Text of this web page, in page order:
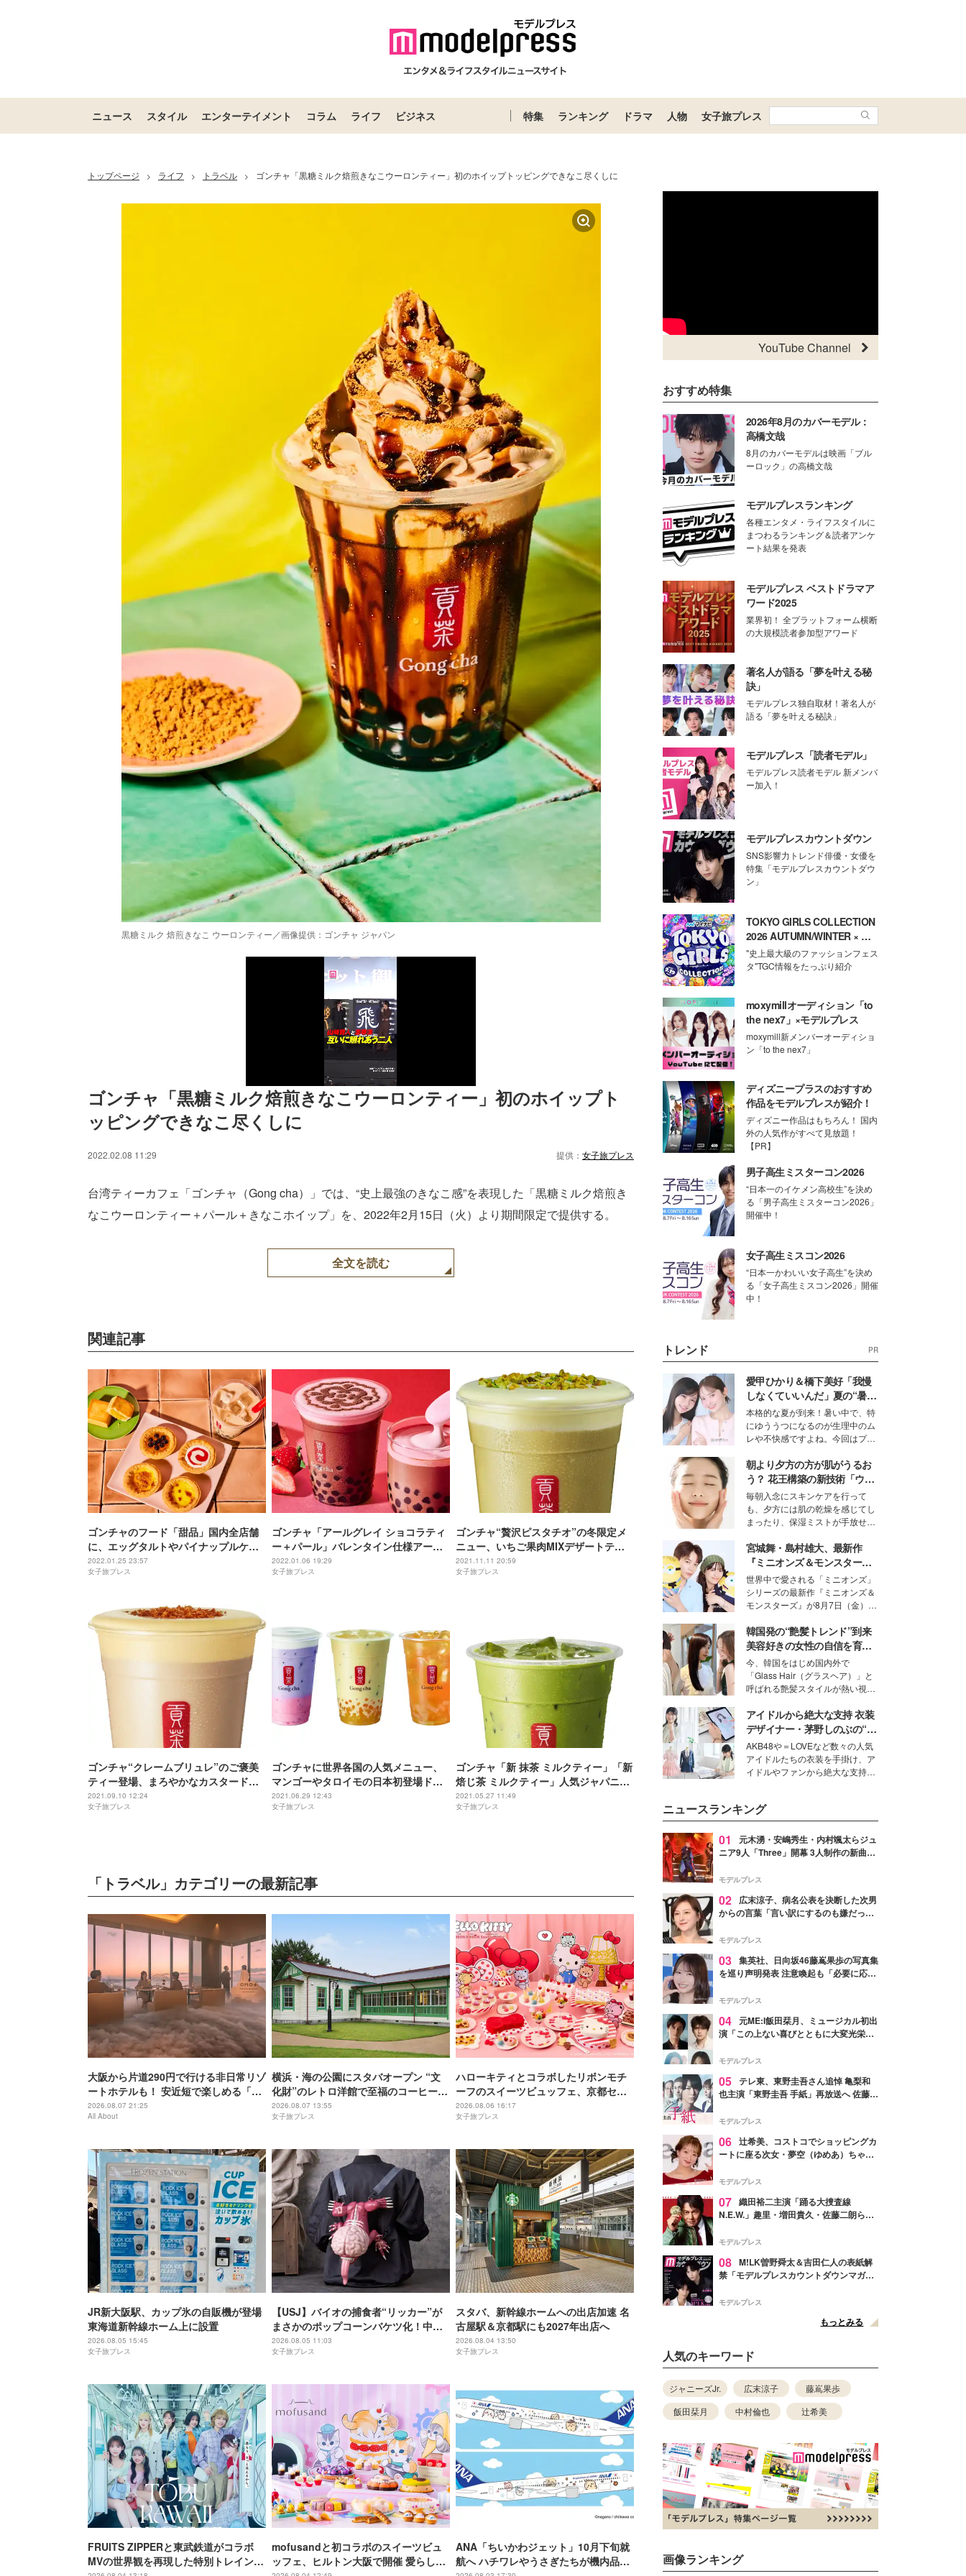
ニュース スタイル エンターテイメント コラム ライフ ビジネス 特集 ランキング ドラマ 人物 女子旅プレス
トップページ > ライフ > トラベル > ゴンチャ「黒糖ミルク焙煎きなこウーロンティー」初のホイップトッピングできなこ尽くしに
黒糖ミルク 焙煎きなこ ウーロンティー／画像提供：ゴンチャ ジャパン
ゴンチャ「黒糖ミルク焙煎きなこウーロンティー」初のホイップト
ッピングできなこ尽くしに
2022.02.08 11:29 提供： 女子旅プレス
台湾ティーカフェ「ゴンチャ（Gong cha）」では、“史上最強のきなこ感”を表現した「黒糖ミルク焙煎き
なこウーロンティー＋パール＋きなこホイップ」を、2022年2月15日（火）より期間限定で提供する。
全文を読む
関連記事
ゴンチャのフード「甜品」国内全店舗
に、エッグタルトやパイナップルケー
キ
2022.01.25 23:57
女子旅プレス
ゴンチャ「アールグレイ ショコラティ
ー＋パール」バレンタイン仕様アート
で見た目も華やかに
2022.01.06 19:29
女子旅プレス
ゴンチャ“贅沢ピスタチオ”の冬限定メ
ニュー、いちご果肉MIXデザートティ
ーも
2021.11.11 20:59
女子旅プレス
ゴンチャ“クレームブリュレ”のご褒美
ティー登場、まろやかなカスタード風
味＆カラメルクラッシュがアクセント
2021.09.10 12:24
女子旅プレス
ゴンチャに世界各国の人気メニュー、
マンゴーやタロイモの日本初登場ドリ
ンク3種
2021.06.29 12:43
女子旅プレス
ゴンチャ「新 抹茶 ミルクティー」「新
焙じ茶 ミルクティー」人気ジャパニー
ズティーが美味しさ一新
2021.05.27 11:49
女子旅プレス
「トラベル」カテゴリーの最新記事
大阪から片道290円で行ける非日常リゾ
ートホテルも！ 安近短で楽しめる「関
西穴場」のおすすめホテル3選
2026.08.07 21:25
All About
横浜・海の公園にスタバオープン “文
化財”のレトロ洋館で至福のコーヒー時
間
2026.08.07 13:55
女子旅プレス
ハローキティとコラボしたリボンモチ
ーフのスイーツビュッフェ、京都セン
チュリーホテルで開催
2026.08.06 16:17
女子旅プレス
JR新大阪駅、カップ氷の自販機が登場
東海道新幹線ホーム上に設置
2026.08.05 15:45
女子旅プレス
【USJ】バイオの捕食者“リッカー”が
まさかのポップコーンバケツ化！中身
は味噌フレーバー
2026.08.05 11:03
女子旅プレス
スタバ、新幹線ホームへの出店加速 名
古屋駅＆京都駅にも2027年出店へ
2026.08.04 13:50
女子旅プレス
FRUITS ZIPPERと東武鉄道がコラボ
MVの世界観を再現した特別トレイン＆
mofusandと初コラボのスイーツビュ
ッフェ、ヒルトン大阪で開催 愛らしい
ANA「ちいかわジェット」10月下旬就
航へ ハチワレやうさぎたちが機内品に
YouTube Channel
おすすめ特集
2026年8月のカバーモデル：
高橋文哉
8月のカバーモデルは映画「ブル
ーロック」の高橋文哉
モデルプレスランキング
各種エンタメ・ライフスタイルに
まつわるランキング＆読者アンケ
ート結果を発表
モデルプレス ベストドラマア
ワード2025
業界初！ 全プラットフォーム横断
の大規模読者参加型アワード
著名人が語る「夢を叶える秘
訣」
モデルプレス独自取材！著名人が
語る「夢を叶える秘訣」
モデルプレス「読者モデル」
モデルプレス読者モデル 新メンバ
ー加入！
モデルプレスカウントダウン
SNS影響力トレンド俳優・女優を
特集「モデルプレスカウントダウ
ン」
TOKYO GIRLS COLLECTION
2026 AUTUMN/WINTER × モ
デルプレス
"史上最大級のファッションフェス
タ"TGC情報をたっぷり紹介
moxymillオーディション「to
the nex7」×モデルプレス
moxymill新メンバーオーディショ
ン「to the nex7」
ディズニープラスのおすすめ
作品をモデルプレスが紹介！
ディズニー作品はもちろん！ 国内
外の人気作がすべて見放題！
【PR】
男子高生ミスターコン2026
“日本一のイケメン高校生”を決め
る「男子高生ミスターコン2026」
開催中！
女子高生ミスコン2026
“日本一かわいい女子高生”を決め
る「女子高生ミスコン2026」開催
中！
トレンド PR
愛甲ひかり＆橋下美好「我慢
しなくていいんだ」夏の“暑さ
対策”の新しい選択肢とは？
本格的な夏が到来！暑い中で、特
にゆううつになるのが生理中のム
レや不快感ですよね。今回はプラ
モデル・愛甲ひかりさんと橋下美
好さんを迎えて本音で女子会トー
ク。猛暑のお出かけを快適に過ご
すヒントや、2人が感動した夏の
生理の新常識にも迫りました。
朝より夕方の方が肌がうるお
う？ 花王構築の新技術「ウォ
ーターキャプチャリングスキ
ン（捕水肌）」がスキンケア
の常識を変える予感
毎朝入念にスキンケアを行って
も、夕方には肌の乾燥を感じてし
まったり、保湿ミストが手放せな
な美容の常識を大きく変える可能
性を秘めた、革新的な「Water
Capturing Skin（ウォーターキャ
プチャリングスキン：捕水肌）」
技術を、花王が構築した。
宮城舞・島村雄大、最新作
『ミニオンズ＆モンスター
ズ』の魅力熱弁 ハチャメチャ
だけじゃない“友情と絆”に感
動
世界中で愛される「ミニオンズ」
シリーズの最新作『ミニオンズ＆
モンスターズ』が8月7日（金）に
ニオン好き”という共通点を持つモ
デルの宮城舞と島村雄大の特別対
談をお届け！それぞれの視点か
ら、今作ならではの魅力や予想外
の感動をもたらす奥深いストーリ
ーについて熱く語り合ってもらっ
た。
韓国発の“艶髪トレンド”到来
美容好きの女性の自信を育む
「ヘアケア事情」って？
今、韓国をはじめ国内外で
「Glass Hair（グラスヘア）」と
呼ばれる艶髪スタイルが熱い視線
ションの完成度を高めるベースと
して、“髪そのものの美しさ”に改
めて注目する人が増えている様
子。今回は、そんな憧れの艶やか
な髪を日常で叶える、美容好きの
女性たちのヘアケア事情を紹介し
アイドルから絶大な支持 衣装
デザイナー・茅野しのぶの“可
愛い”を作る美学＜「シチズン
クロスシー」インタビュー＞
AKB48や＝LOVEなど数々の人気
アイドルたちの衣装を手掛け、ア
イドルやファンから絶大な支持を
ター・茅野しのぶ。一人ひとりの
個性に寄り添い、魅力を引き出す
衣装作りは、多くの女性たちに勇
気と自信を与え続けている。
ニュースランキング
01
元木湧・安嶋秀生・内村颯太らジュ
ニア9人「Three」開幕 3人制作の新曲＆
進んで夢を掴みたい」【ゲネプロレポ】
モデルプレス
02
広末涼子、病名公表を決断した次男
からの言葉「言い訳にするのも嫌だっ
モデルプレス
03 集英社、日向坂46藤嶌果歩の写真集
を巡り声明発表 注意喚起も「必要に応じ
モデルプレス
04 元ME:I飯田栞月、ミュージカル初出
演「この上ない喜びとともに大変光栄」
ャスト発表
モデルプレス
05 テレ東、東野圭吾さん追悼 亀梨和
也主演「東野圭吾 手紙」再放送へ 佐藤隆
モデルプレス
06 辻希美、コストコでショッピングカ
ートに座る次女・夢空（ゆめあ）ちゃん
ぎ」「成長を感じる」の声
モデルプレス
07 織田裕二主演「踊る大捜査線
N.E.W.」趣里・増田貴久・佐藤二朗ら新
徴する“謎のキーワード”も
モデルプレス
08 M!LK曽野舜太＆吉田仁人の表紙解
禁「モデルプレスカウントダウンマガジ
モデルプレス
もっとみる
人気のキーワード
ジャニーズJr. 広末涼子
藤嶌果歩
飯田栞月
中村倫也 辻希美
画像ランキング